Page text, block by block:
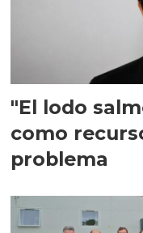
"El lodo
como
problema